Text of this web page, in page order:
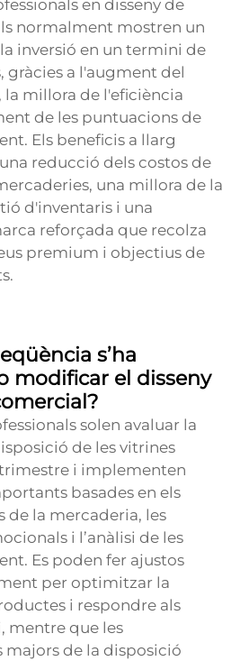
en disseny de
normalment mostren un
inversió en un termini de
gràcies a l'augment del
la millora de l'eficiència
de les puntuacions de
Els beneficis a llarg
reducció dels costos de
una millora de la
d'inventaris i una
reforçada que recolza
premium i objectius de
s’ha
modificar el disseny
solen avaluar la
de les vitrines
i implementen
basades en els
de la mercaderia, les
i l’anàlisi de les
Es poden fer ajustos
per optimitzar la
i respondre als
mentre que les
majors de la disposició